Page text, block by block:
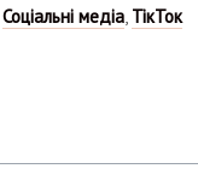
Соціальні медіа ТікТок